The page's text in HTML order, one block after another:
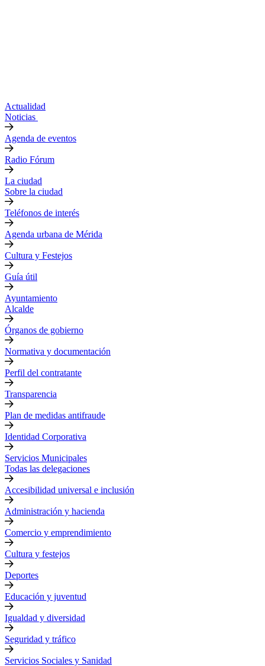
Actualidad
Noticias
Agenda de eventos
Radio Fórum
La ciudad
Sobre la ciudad
Teléfonos de interés
Agenda urbana de Mérida
Cultura y Festejos
Guía útil
Ayuntamiento
Alcalde
Órganos de gobierno
Normativa y documentación
Perfil del contratante
Transparencia
Plan de medidas antifraude
Identidad Corporativa
Servicios Municipales
Todas las delegaciones
Accesibilidad universal e inclusión
Administración y hacienda
Comercio y emprendimiento
Cultura y festejos
Deportes
Educación y juventud
Igualdad y diversidad
Seguridad y tráfico
Servicios Sociales y Sanidad